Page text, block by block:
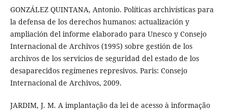
GONZÁLEZ QUINTANA, Antonio. Políticas archivísticas para
la defensa de los derechos humanos: actualización y
ampliación del informe elaborado para Unesco y Consejo
Internacional de Archivos (1995) sobre gestión de los
archivos de los servicios de seguridad del estado de los
desaparecidos regímenes represivos. Paris: Consejo
Internacional de Archivos, 2009.
JARDIM, J. M. A implantação da lei de acesso à informação